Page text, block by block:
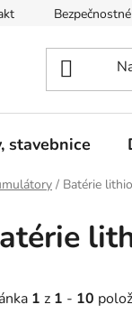
Bezpečnostné
stavebnice
/ Batérie
1 z 1 - 10